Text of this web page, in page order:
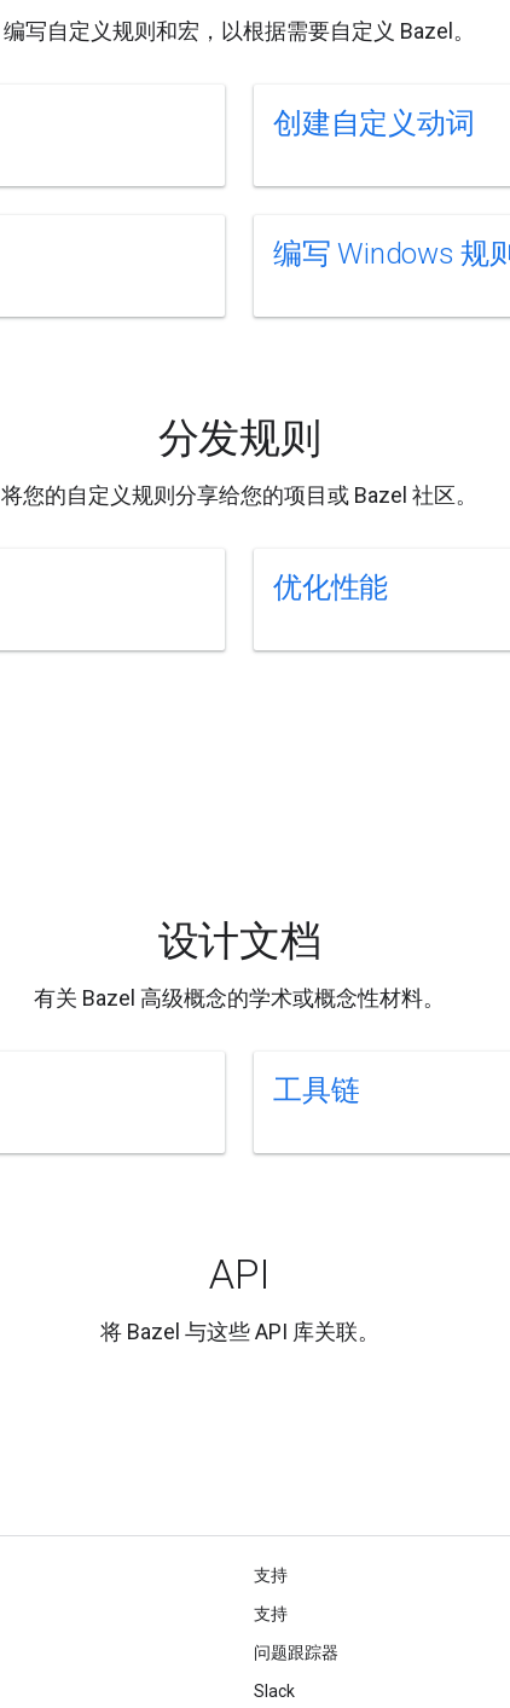
编写自定义规则和宏，以根据需要自定义 Bazel。
创建自定义动词
编写 Windows 规
分发规则
将您的自定义规则分享给您的项目或 Bazel 社区。
优化性能
设计文档
有关 Bazel 高级概念的学术或概念性材料。
工具链
API
将 Bazel 与这些 API 库关联。
支持
支持
问题跟踪器
Slack